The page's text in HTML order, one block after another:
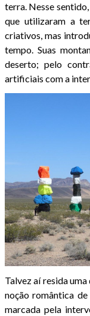
terra. Nesse
que utilizaram a
criativos, mas
tempo. Suas
deserto; pelo
artificiais com a
Talvez aí resida
noção romântica
marcada pela